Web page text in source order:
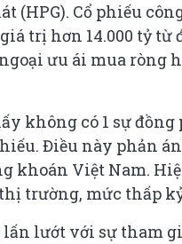
(HPG). Cổ phiếu
trị hơn 14.000 tỷ từ
ưu ái mua ròng
không có 1 sự
Điều này phản
khoán Việt Nam.
trường, mức thấp
lướt với sự tham